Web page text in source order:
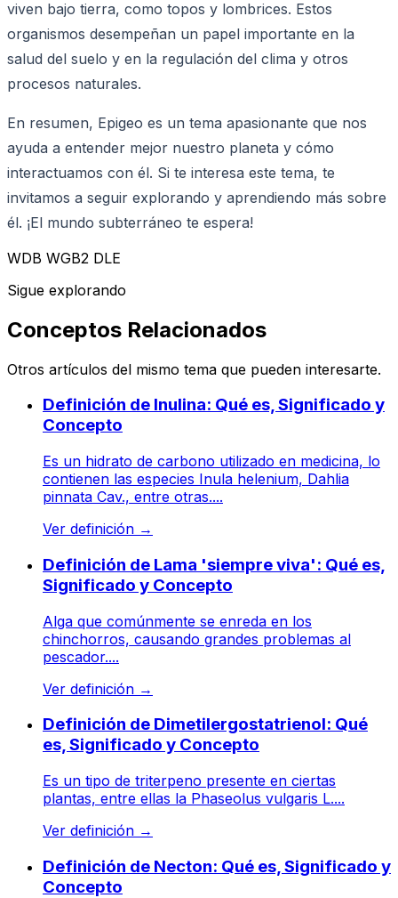
viven bajo tierra, como topos y lombrices. Estos
organismos desempeñan un papel importante en la
salud del suelo y en la regulación del clima y otros
procesos naturales.
En resumen, Epigeo es un tema apasionante que nos
ayuda a entender mejor nuestro planeta y cómo
interactuamos con él. Si te interesa este tema, te
invitamos a seguir explorando y aprendiendo más sobre
él. ¡El mundo subterráneo te espera!
WDB WGB2 DLE
Sigue explorando
Conceptos Relacionados
Otros artículos del mismo tema que pueden interesarte.
Definición de Inulina: Qué es, Significado y
Concepto
Es un hidrato de carbono utilizado en medicina, lo
contienen las especies Inula helenium, Dahlia
pinnata Cav., entre otras....
Ver definición →
Definición de Lama 'siempre viva': Qué es,
Significado y Concepto
Alga que comúnmente se enreda en los
chinchorros, causando grandes problemas al
pescador....
Ver definición →
Definición de Dimetilergostatrienol: Qué
es, Significado y Concepto
Es un tipo de triterpeno presente en ciertas
plantas, entre ellas la Phaseolus vulgaris L....
Ver definición →
Definición de Necton: Qué es, Significado y
Concepto